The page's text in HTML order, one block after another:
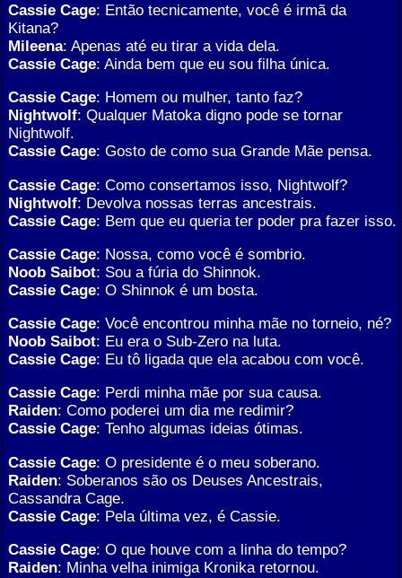
Cassie Cage: Então tecnicamente, você é irmã da
Kitana?
Mileena: Apenas até eu tirar a vida dela.
Cassie Cage: Ainda bem que eu sou filha única.
Cassie Cage: Homem ou mulher, tanto faz?
Nightwolf: Qualquer Matoka digno pode se tornar
Nightwolf.
Cassie Cage: Gosto de como sua Grande Mãe pensa.
Cassie Cage: Como consertamos isso, Nightwolf?
Nightwolf: Devolva nossas terras ancestrais.
Cassie Cage: Bem que eu queria ter poder pra fazer isso.
Cassie Cage: Nossa, como você é sombrio.
Noob Saibot: Sou a fúria do Shinnok.
Cassie Cage: O Shinnok é um bosta.
Cassie Cage: Você encontrou minha mãe no torneio, né?
Noob Saibot: Eu era o Sub-Zero na luta.
Cassie Cage: Eu tô ligada que ela acabou com você.
Cassie Cage: Perdi minha mãe por sua causa.
Raiden: Como poderei um dia me redimir?
Cassie Cage: Tenho algumas ideias ótimas.
Cassie Cage: O presidente é o meu soberano.
Raiden: Soberanos são os Deuses Ancestrais,
Cassandra Cage.
Cassie Cage: Pela última vez, é Cassie.
Cassie Cage: O que houve com a linha do tempo?
Raiden: Minha velha inimiga Kronika retornou.